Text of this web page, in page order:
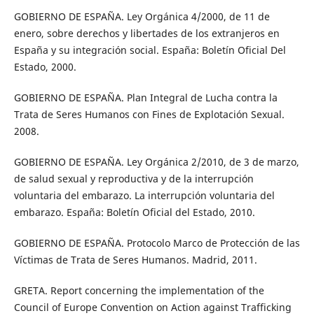
GOBIERNO DE ESPAÑA. Ley Orgánica 4/2000, de 11 de
enero, sobre derechos y libertades de los extranjeros en
España y su integración social. España: Boletín Oficial Del
Estado, 2000.
GOBIERNO DE ESPAÑA. Plan Integral de Lucha contra la
Trata de Seres Humanos con Fines de Explotación Sexual.
2008.
GOBIERNO DE ESPAÑA. Ley Orgánica 2/2010, de 3 de marzo,
de salud sexual y reproductiva y de la interrupción
voluntaria del embarazo. La interrupción voluntaria del
embarazo. España: Boletín Oficial del Estado, 2010.
GOBIERNO DE ESPAÑA. Protocolo Marco de Protección de las
Víctimas de Trata de Seres Humanos. Madrid, 2011.
GRETA. Report concerning the implementation of the
Council of Europe Convention on Action against Trafficking